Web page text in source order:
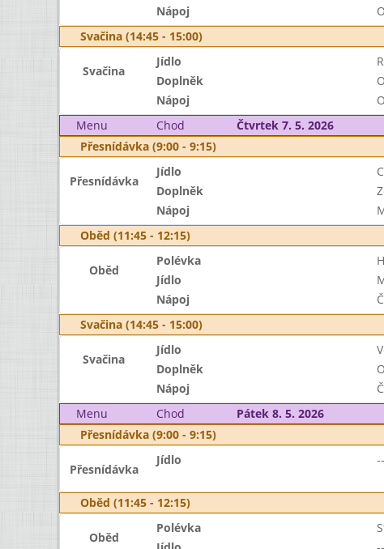
Nápoj
Svačina (14:45 - 15:00)
Svačina
Jídlo
Doplněk
Nápoj
Menu
Chod Čtvrtek 7. 5. 2026
Přesnídávka (9:00 - 9:15)
Přesnídávka
Jídlo
Doplněk
Nápoj
Oběd (11:45 - 12:15)
Oběd
Polévka
Jídlo
Nápoj
Svačina (14:45 - 15:00)
Svačina
Jídlo
Doplněk
Nápoj
Menu
Chod
Pátek 8. 5. 2026
Přesnídávka (9:00 - 9:15)
Přesnídávka
Jídlo
Oběd (11:45 - 12:15)
Oběd
Polévka